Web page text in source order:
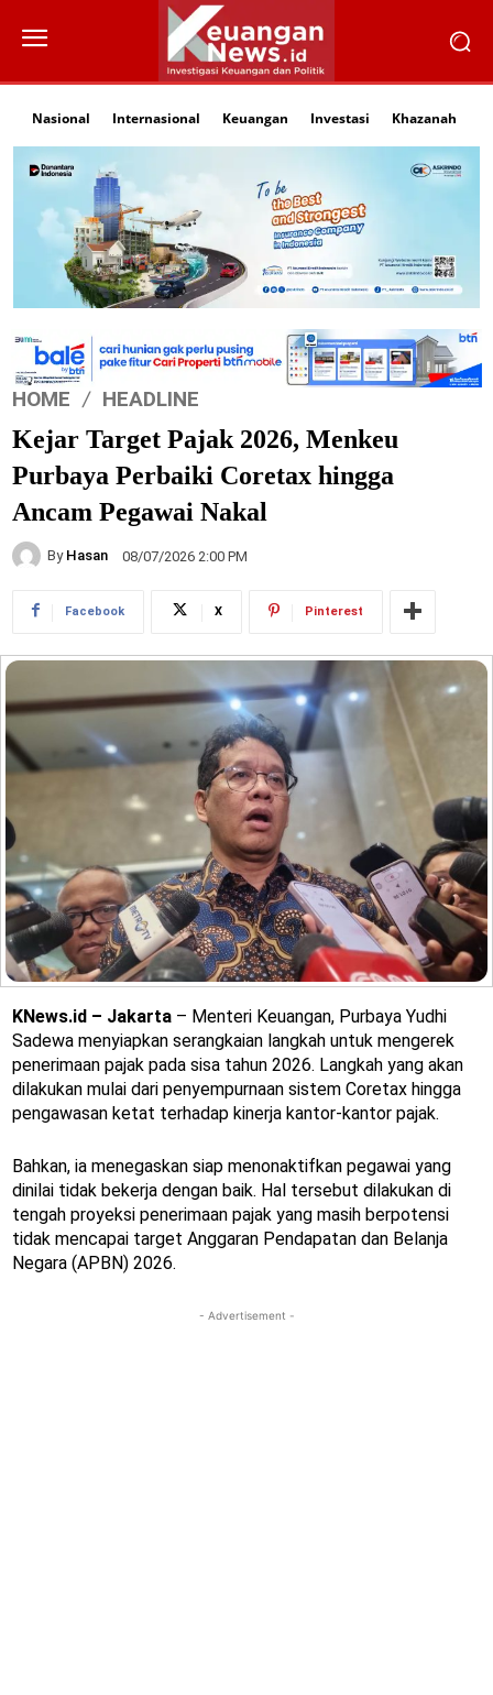
Nasional Internasional Keuangan Investasi Khazanah
HOME HEADLINE
Kejar Target Pajak 2026, Menkeu
Purbaya Perbaiki Coretax hingga
Ancam Pegawai Nakal
By Hasan 08/07/2026 2:00 PM
Facebook X Pinterest
KNews.id – Jakarta – Menteri Keuangan, Purbaya Yudhi
Sadewa menyiapkan serangkaian langkah untuk mengerek
penerimaan pajak pada sisa tahun 2026. Langkah yang akan
dilakukan mulai dari penyempurnaan sistem Coretax hingga
pengawasan ketat terhadap kinerja kantor-kantor pajak.
Bahkan, ia menegaskan siap menonaktifkan pegawai yang
dinilai tidak bekerja dengan baik. Hal tersebut dilakukan di
tengah proyeksi penerimaan pajak yang masih berpotensi
tidak mencapai target Anggaran Pendapatan dan Belanja
Negara (APBN) 2026.
- Advertisement -